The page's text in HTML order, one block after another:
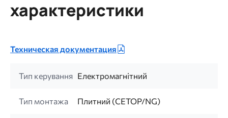
характеристики
Техническая документация
Тип керування Електромагнітний
Тип монтажа Плитний (CETOP/NG)